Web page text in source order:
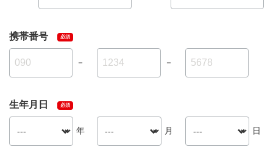
携帯番号
－ －
生年月日
年 月 日